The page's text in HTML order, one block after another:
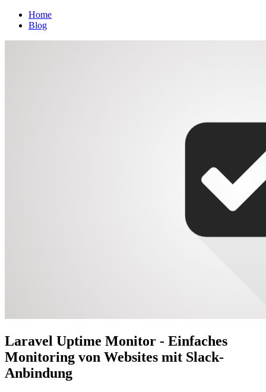
Home
Blog
Laravel Uptime Monitor - Einfaches
Monitoring von Websites mit Slack-
Anbindung